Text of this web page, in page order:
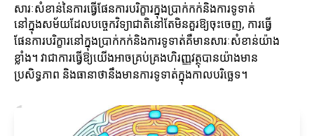
សារៈសំខាន់នៃការធ្វើផែនការបរិក្ខារ​ក្នុងប្រាក់កក់និងការទូទាត់
នៅក្នុងសម័យដែលបច្ចេកវិទ្យាជាតិនៅតែមិនគួរឱ្យចុះចេញ, ការធ្វើ
ផែនការបរិក្ខារនៅក្នុងប្រាក់កក់និងការទូទាត់គឺមានសារៈសំខាន់យ៉ាង
ខ្លាំង។ វាជាការធ្វើឱ្យយើងអាចគ្រប់គ្រងហិរញ្ញវត្ថុបានយ៉ាងមាន
ប្រសិទ្ធភាព និងធានាថានឹងមានការទូទាត់ក្នុងកាលបរិច្ឆេទ។